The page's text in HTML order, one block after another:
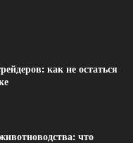
как не остаться
что